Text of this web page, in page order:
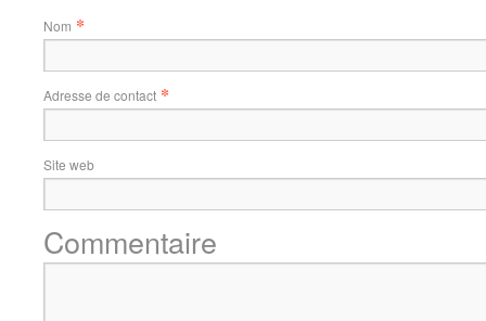
Nom *
Adresse de contact *
Site web
Commentaire